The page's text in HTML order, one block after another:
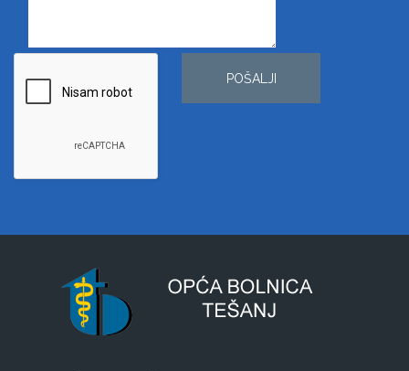
POŠALJI